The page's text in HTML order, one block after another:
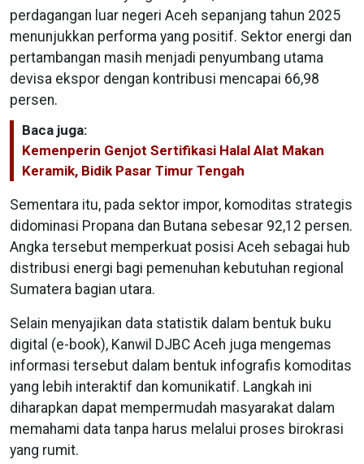
perdagangan luar negeri Aceh sepanjang tahun 2025
menunjukkan performa yang positif. Sektor energi dan
pertambangan masih menjadi penyumbang utama
devisa ekspor dengan kontribusi mencapai 66,98
persen.
Baca juga:
Kemenperin Genjot Sertifikasi Halal Alat Makan
Keramik, Bidik Pasar Timur Tengah
Sementara itu, pada sektor impor, komoditas strategis
didominasi Propana dan Butana sebesar 92,12 persen.
Angka tersebut memperkuat posisi Aceh sebagai hub
distribusi energi bagi pemenuhan kebutuhan regional
Sumatera bagian utara.
Selain menyajikan data statistik dalam bentuk buku
digital (e-book), Kanwil DJBC Aceh juga mengemas
informasi tersebut dalam bentuk infografis komoditas
yang lebih interaktif dan komunikatif. Langkah ini
diharapkan dapat mempermudah masyarakat dalam
memahami data tanpa harus melalui proses birokrasi
yang rumit.